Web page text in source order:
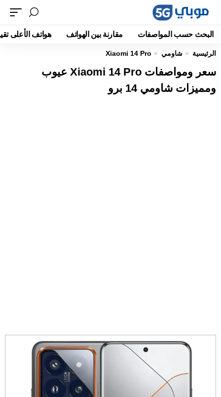
البحث حسب المواصفات مقارنة بين الهواتف هواتف الأعلى
الرئيسية شاومي Xiaomi 14 Pro
سعر ومواصفات Xiaomi 14 Pro عيوب
ومميزات شاومي 14 برو